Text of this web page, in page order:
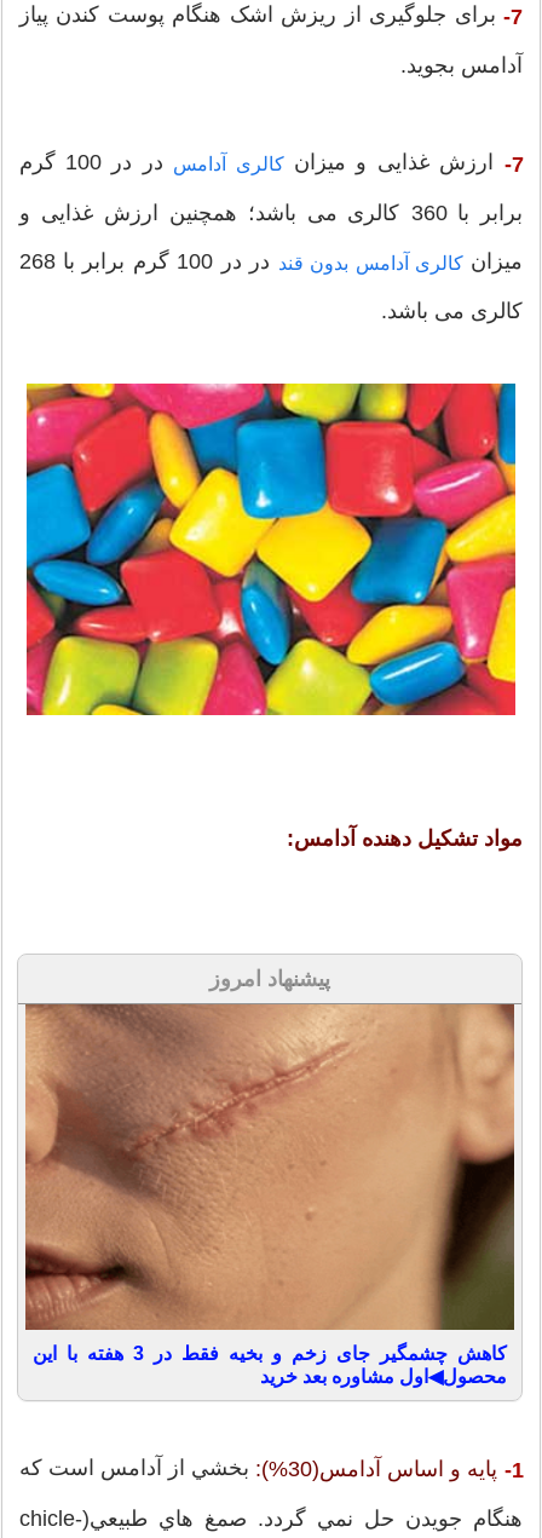
7- برای جلوگیری از ریزش اشک هنگام پوست کندن پیاز
آدامس بجوید.
7- ارزش غذایی و میزانکالری آدامس در در 100 گرم
برابر با 360 کالری می باشد؛ همچنین ارزش غذایی و
میزان کالری آدامس بدون قند در در 100 گرم برابر با 268
کالری می باشد.
مواد تشكيل دهنده آدامس:
پیشنهاد امروز
کاهش چشمگیر جای زخم و بخیه فقط در 3 هفته با این
محصول◀اول مشاوره بعد خرید
1- پايه و اساس آدامس(30%): بخشي از آدامس است كه
هنگام جويدن حل نمي گردد. صمغ هاي طبيعي(chicle-